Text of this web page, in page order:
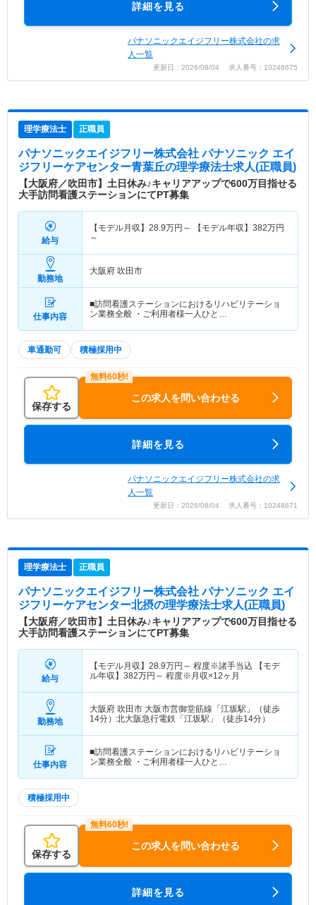
詳細を見る
パナソニックエイジフリー株式会社の求
人一覧
更新日：2026/08/04 求人番号：10248675
理学療法士 正職員
パナソニックエイジフリー株式会社 パナソニック エイ
ジフリーケアセンター青葉丘の理学療法士求人(正職員)
【大阪府／吹田市】土日休み♪キャリアアップで600万目指せる
大手訪問看護ステーションにてPT募集
給与
【モデル月収】 28.9万円～ 【モデル年収】 382万円
～
勤務地
大阪府 吹田市
仕事内容
■訪問看護ステーションにおけるリハビリテーショ
ン業務全般 ・ご利用者様一人ひと…
車通勤可 積極採用中
保存する
この求人を問い合わせる
詳細を見る
パナソニックエイジフリー株式会社の求
人一覧
更新日：2026/08/04 求人番号：10248671
理学療法士 正職員
パナソニックエイジフリー株式会社 パナソニック エイ
ジフリーケアセンター北摂の理学療法士求人(正職員)
【大阪府／吹田市】土日休み♪キャリアアップで600万目指せる
大手訪問看護ステーションにてPT募集
給与
【モデル月収】 28.9万円～ 程度※諸手当込 【モデ
ル年収】 382万円～ 程度※月収×12ヶ月
勤務地
大阪府 吹田市 大阪市営御堂筋線「江坂駅」（徒歩
14分）北大阪急行電鉄「江坂駅」（徒歩14分）
仕事内容
■訪問看護ステーションにおけるリハビリテーショ
ン業務全般 ・ご利用者様一人ひと…
積極採用中
保存する
この求人を問い合わせる
詳細を見る